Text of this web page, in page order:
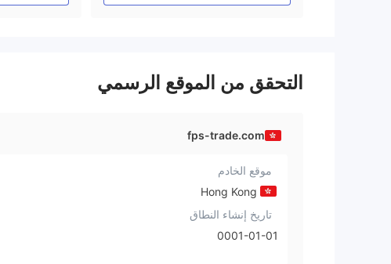
التحقق من الموقع الرسمي
fps-trade.com
موقع الخادم
تاريخ إنشاء النطاق
0001-01-01